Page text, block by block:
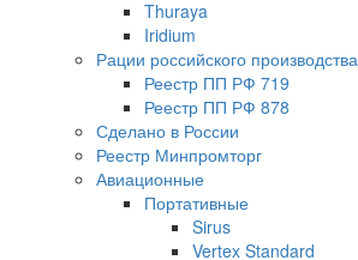
Thuraya
Iridium
Рации российского производства
Реестр ПП РФ 719
Реестр ПП РФ 878
Сделано в России
Реестр Минпромторг
Авиационные
Портативные
Sirus
Vertex Standard